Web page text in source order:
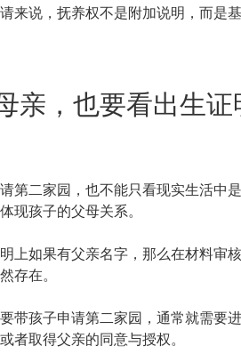
来说，抚养权不是附加说明，而是基
亲，也要看出生
第二家园，也不能只看现实生活中
现孩子的父母关系。
上如果有父亲名字，那么在材料审
存在。
带孩子申请第二家园，通常就需要
者取得父亲的同意与授权。